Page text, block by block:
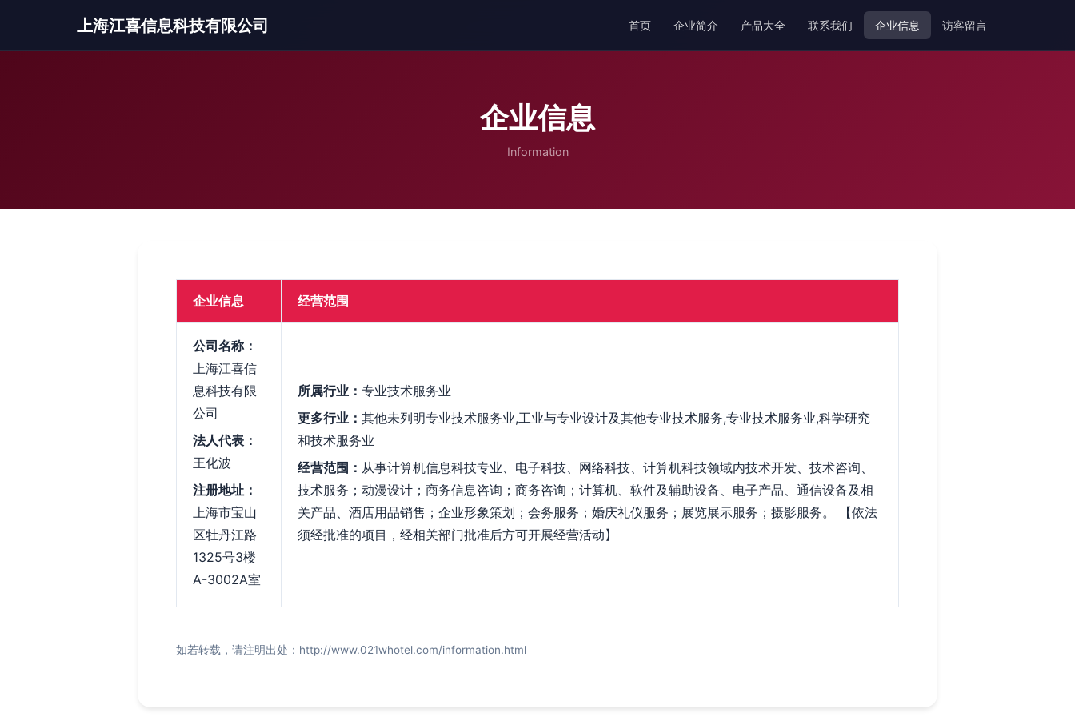
上海江喜信息科技有限公司 首页 企业简介 产品大全 联系我们 企业信息 访客留言
企业信息
Information
企业信息 经营范围
公司名称：
上海江喜信
息科技有限
公司
法人代表：
王化波
注册地址：
上海市宝山
区牡丹江路
1325号3楼
A-3002A室
所属行业： 专业技术服务业
更多行业： 其他未列明专业技术服务业,工业与专业设计及其他专业技术服务,专业技术服务业,科学研究
和技术服务业
经营范围： 从事计算机信息科技专业、电子科技、网络科技、计算机科技领域内技术开发、技术咨询、
技术服务；动漫设计；商务信息咨询；商务咨询；计算机、软件及辅助设备、电子产品、通信设备及相
关产品、酒店用品销售；企业形象策划；会务服务；婚庆礼仪服务；展览展示服务；摄影服务。 【依法
须经批准的项目，经相关部门批准后方可开展经营活动】
如若转载，请注明出处：http://www.021whotel.com/information.html